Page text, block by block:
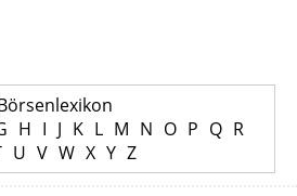
H I J K L M N O P Q R
U V W X Y Z